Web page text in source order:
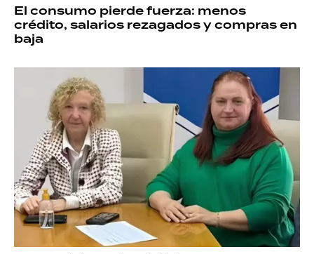
El consumo pierde fuerza: menos
crédito, salarios rezagados y compras en
baja